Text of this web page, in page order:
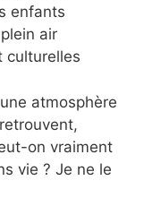
enfants
air
culturelles
atmosphère
on vraiment
vie ? Je ne le